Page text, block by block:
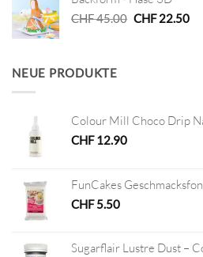
CHF45.00 Ursprünglicher
CHF22.50
NEUE PRODUKTE
Colour Mill Choco Drip
CHF12.90
FunCakes
CHF5.50
Sugarflair Lustre Dust –